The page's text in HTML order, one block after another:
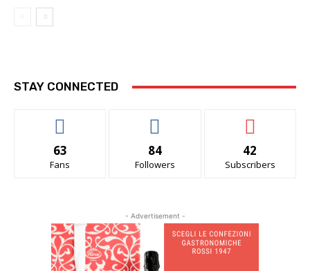
STAY CONNECTED
63
Fans
84
Followers
42
Subscribers
- Advertisement -